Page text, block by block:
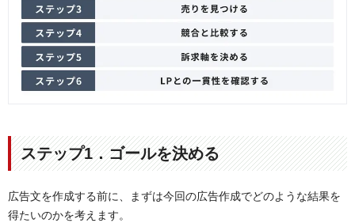
ステップ1．ゴールを決める
広告文を作成する前に、まずは今回の広告作成でどのような結果を
得たいのかを考えます。